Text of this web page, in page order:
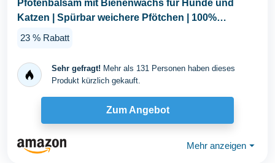
Pfotenbalsam mit Bienenwachs für Hunde und
Katzen | Spürbar weichere Pfötchen | 100%
natürliche...
23 % Rabatt
Sehr gefragt! Mehr als 131 Personen haben dieses
Produkt kürzlich gekauft.
Zum Angebot
Mehr anzeigen ⏷